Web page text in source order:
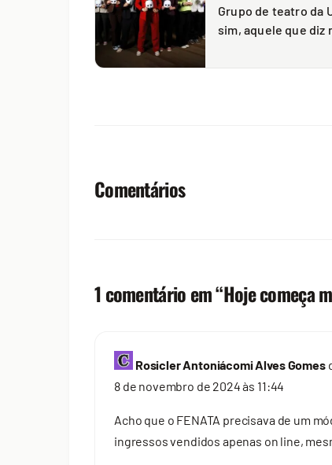
Grupo de teatro da
sim, aquele que diz
Comentários
1 comentário em “Hoje começa
Rosicler Antoniácomi Alves Gomes
8 de novembro de 2024 às 11:44
Acho que o FENATA precisava de um
ingressos vendidos apenas on line,